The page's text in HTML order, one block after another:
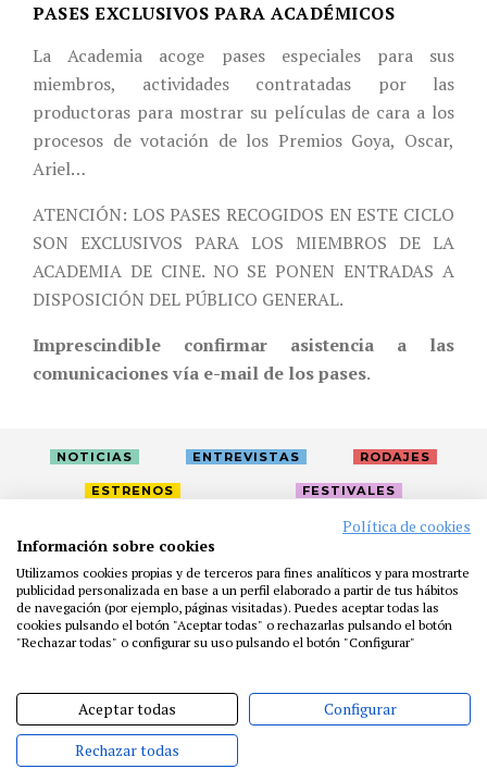
PASES EXCLUSIVOS PARA ACADÉMICOS
La Academia acoge pases especiales para sus
miembros, actividades contratadas por las
productoras para mostrar su películas de cara a los
procesos de votación de los Premios Goya, Oscar,
Ariel…
ATENCIÓN: LOS PASES RECOGIDOS EN ESTE CICLO
SON EXCLUSIVOS PARA LOS MIEMBROS DE LA
ACADEMIA DE CINE. NO SE PONEN ENTRADAS A
DISPOSICIÓN DEL PÚBLICO GENERAL.
Imprescindible confirmar asistencia a las
comunicaciones vía e-mail de los pases.
NOTICIAS ENTREVISTAS RODAJES
ESTRENOS FESTIVALES
PRENSA
FUNDACIÓN RESIDENCIAS
AYUDAS
BIBLIOTECA
PUBLICACIONES
CONTACTO
Política de cookies
Información sobre cookies
Utilizamos cookies propias y de terceros para fines analíticos y para mostrarte
publicidad personalizada en base a un perfil elaborado a partir de tus hábitos
de navegación (por ejemplo, páginas visitadas). Puedes aceptar todas las
cookies pulsando el botón "Aceptar todas" o rechazarlas pulsando el botón
"Rechazar todas" o configurar su uso pulsando el botón "Configurar"
Aceptar todas Configurar
Rechazar todas